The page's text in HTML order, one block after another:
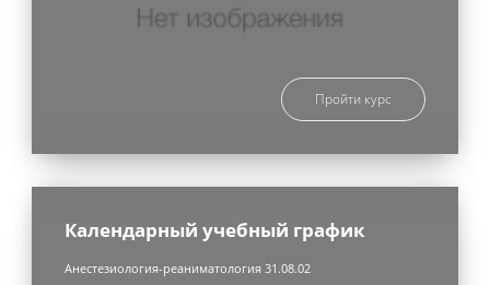
Пройти курс
Календарный учебный график
Анестезиология-реаниматология 31.08.02